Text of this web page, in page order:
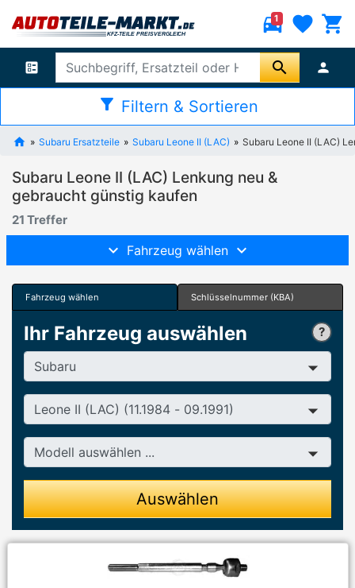
directions_car
1 favorite shopping_cart
ballot search person
filter_alt Filtern & Sortieren
Subaru Ersatzteile Subaru Leone II (LAC) Subaru Leone II (LAC)
Subaru Leone II (LAC) Lenkung neu &
gebraucht günstig kaufen
21 Treffer
Fahrzeug wählen
Fahrzeug wählen Schlüsselnummer (KBA)
Ihr Fahrzeug auswählen
Hersteller
Baureihe
Modell
Auswählen